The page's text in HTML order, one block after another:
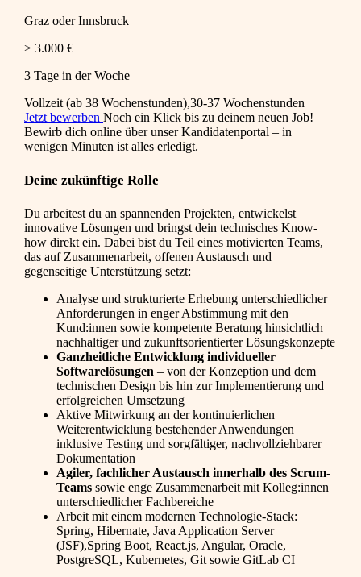
Graz oder Innsbruck
> 3.000 €
3 Tage in der Woche
Vollzeit (ab 38 Wochenstunden),30-37 Wochenstunden
Jetzt bewerben Noch ein Klick bis zu deinem neuen Job!
Bewirb dich online über unser Kandidatenportal – in
wenigen Minuten ist alles erledigt.
Deine zukünftige Rolle
Du arbeitest du an spannenden Projekten, entwickelst
innovative Lösungen und bringst dein technisches Know-
how direkt ein. Dabei bist du Teil eines motivierten Teams,
das auf Zusammenarbeit, offenen Austausch und
gegenseitige Unterstützung setzt:
Analyse und strukturierte Erhebung unterschiedlicher
Anforderungen in enger Abstimmung mit den
Kund:innen sowie kompetente Beratung hinsichtlich
nachhaltiger und zukunftsorientierter Lösungskonzepte
Ganzheitliche Entwicklung individueller
Softwarelösungen – von der Konzeption und dem
technischen Design bis hin zur Implementierung und
erfolgreichen Umsetzung
Aktive Mitwirkung an der kontinuierlichen
Weiterentwicklung bestehender Anwendungen
inklusive Testing und sorgfältiger, nachvollziehbarer
Dokumentation
Agiler, fachlicher Austausch innerhalb des Scrum-
Teams sowie enge Zusammenarbeit mit Kolleg:innen
unterschiedlicher Fachbereiche
Arbeit mit einem modernen Technologie-Stack:
Spring, Hibernate, Java Application Server
(JSF),Spring Boot, React.js, Angular, Oracle,
PostgreSQL, Kubernetes, Git sowie GitLab CI